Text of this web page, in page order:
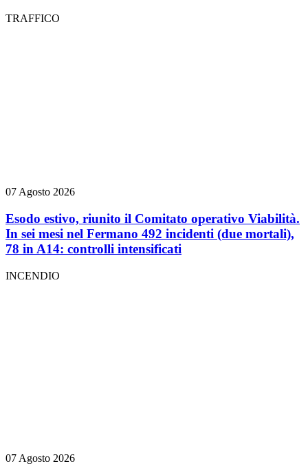
TRAFFICO
07 Agosto 2026
Esodo estivo, riunito il Comitato operativo Viabilità.
In sei mesi nel Fermano 492 incidenti (due mortali),
78 in A14: controlli intensificati
INCENDIO
07 Agosto 2026